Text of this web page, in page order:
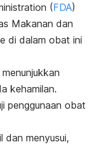
(FDA)
Makanan dan
di dalam obat ini
kehamilan.
penggunaan obat
dan menyusui,